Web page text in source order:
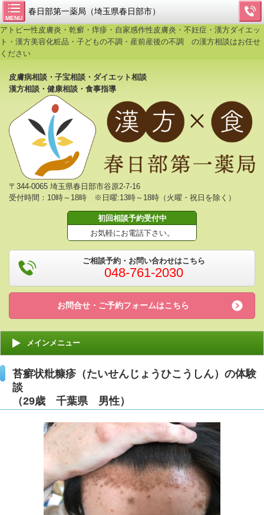
MENU
春日部第一薬局（埼玉県春日部市）
アトピー性皮膚炎・乾癬・痒疹・自家感作性皮膚炎・不妊症・漢方ダイエッ
ト・漢方美容化粧品・子どもの不調・産前産後の不調 の漢方相談はお任せ
ください
皮膚病相談・子宝相談・ダイエット相談
漢方相談・健康相談・食事指導
〒344-0065 埼玉県春日部市谷原2-7-16
受付時間：10時～18時 ※日曜:13時～18時（火曜・祝日を除く）
初回相談予約受付中
お気軽にお電話下さい。
ご相談予約・お問い合わせはこちら
048-761-2030
お問合せ・ご予約フォームはこちら
メインメニュー
苔癬状粃糠疹（たいせんじょうひこうしん）の体験
談
（29歳 千葉県 男性）